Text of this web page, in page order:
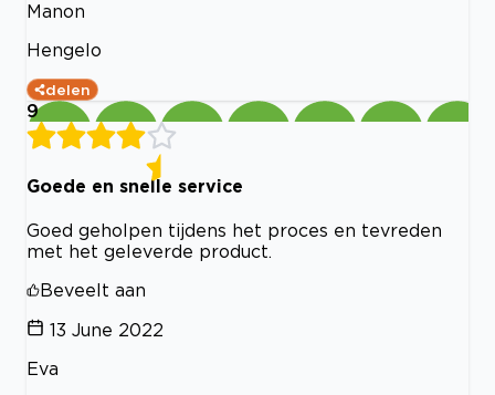
Manon
Hengelo
delen
9
Goede en snelle service
Goed geholpen tijdens het proces en tevreden
met het geleverde product.
Beveelt aan
13 June 2022
Eva